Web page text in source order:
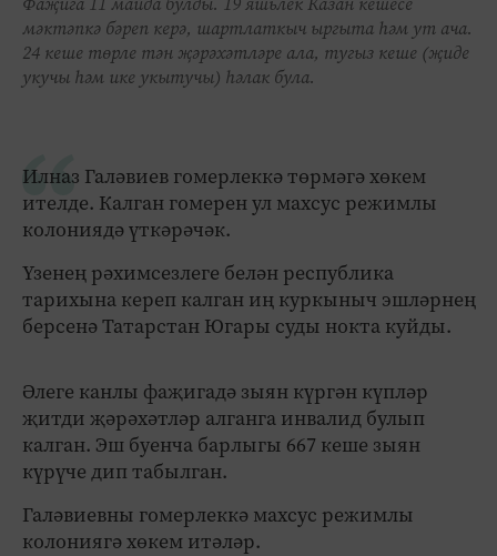
мәктәпкә бәреп керә, шартлаткыч ыргыта һәм ут ача.
24 кеше төрле тән җәрәхәтләре ала, тугыз кеше (җиде
укучы һәм ике укытучы) һәлак була.
Илназ Галәвиев гомерлеккә төрмәгә хөкем
ителде. Калган гомерен ул махсус режимлы
колониядә үткәрәчәк.
Үзенең рәхимсезлеге белән республика
тарихына кереп калган иң куркыныч эшләрнең
берсенә Татарстан Югары суды нокта куйды.
Әлеге канлы фаҗигадә зыян күргән күпләр
җитди җәрәхәтләр алганга инвалид булып
калган. Эш буенча барлыгы 667 кеше зыян
күрүче дип табылган.
Галәвиевны гомерлеккә махсус режимлы
колониягә хөкем итәләр.